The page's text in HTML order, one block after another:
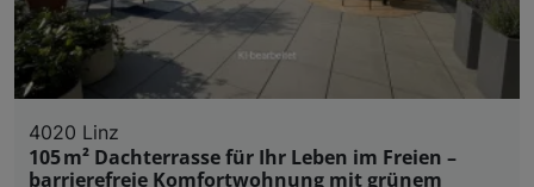
4020 Linz
105 m² Dachterrasse für Ihr Leben im Freien –
barrierefreie Komfortwohnung mit grünem